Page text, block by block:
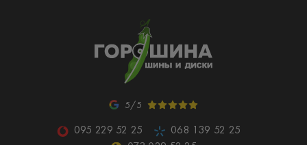
5/5
095 229 52 25
068 139 52 25